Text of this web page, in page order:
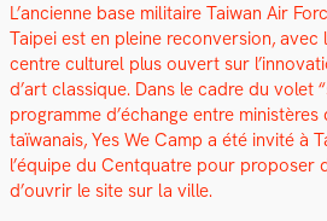
L’ancienne base mil­i­taire Tai­wan Air
Taipei est en pleine recon­ver­sion, avec
cen­tre cul­turel plus ouvert sur
d’art clas­sique. Dans le cadre du volet
pro­gramme d’échange entre
taïwanais, Yes We Camp a été invité à
l’équipe du Cen­tqua­tre pour pro­pos­er
d’ouvrir le site sur la ville.